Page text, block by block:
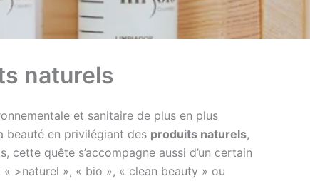
naturels
et sanitaire de plus en plus
beauté en privilégiant des produits naturels,
quête s’accompagne aussi d’un certain
>naturel », « bio », « clean beauty » ou